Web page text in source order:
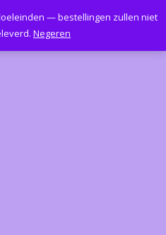
— bestellingen zullen niet
Negeren